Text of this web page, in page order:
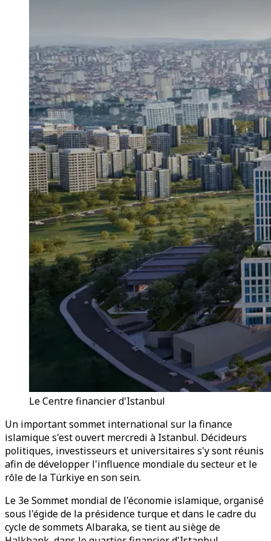
Le Centre financier d'Istanbul
Un important sommet international sur la finance
islamique s'est ouvert mercredi à Istanbul. Décideurs
politiques, investisseurs et universitaires s'y sont réunis
afin de développer l'influence mondiale du secteur et le
rôle de la Türkiye en son sein.
Le 3e Sommet mondial de l'économie islamique, organisé
sous l'égide de la présidence turque et dans le cadre du
cycle de sommets Albaraka, se tient au siège de